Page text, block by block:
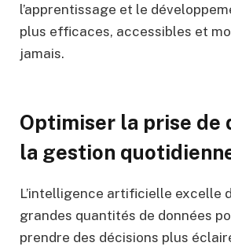
l’apprentissage et le
plus efficaces, accessibles et
jamais.
Optimiser la prise de
la gestion
L’intelligence artificielle excelle
grandes quantités de données
prendre des décisions plus